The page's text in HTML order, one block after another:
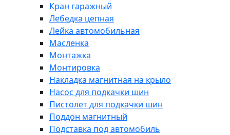
Кран гаражный
Лебедка цепная
Лейка автомобильная
Масленка
Монтажка
Монтировка
Накладка магнитная на крыло
Насос для подкачки шин
Пистолет для подкачки шин
Поддон магнитный
Подставка под автомобиль